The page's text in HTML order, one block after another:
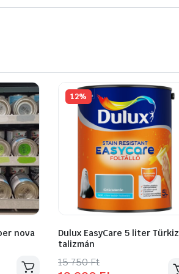
nova
12%
Dulux EasyCare 5 liter Türkiz
talizmán
15 750Ft
Original
Current